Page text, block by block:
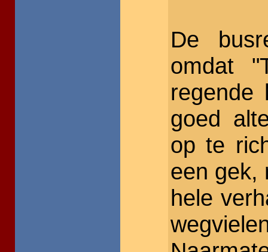
De
omdat
goed
op te
een gek,
hele